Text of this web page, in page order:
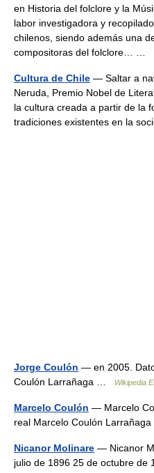
en Historia del folclore y la
labor investigadora y
chilenos, siendo además una
compositoras del folclore… …
Cultura de Chile — Saltar a
Neruda, Premio Nobel de
la cultura creada a partir de la
tradiciones existentes en la
Jorge Coulón — en 2005.
Coulón Larrañaga …
Wikipedia
Marcelo Coulón — Marcelo
real Marcelo Coulón
Nicanor Molinare — Nicanor
julio de 1896 25 de octubre de